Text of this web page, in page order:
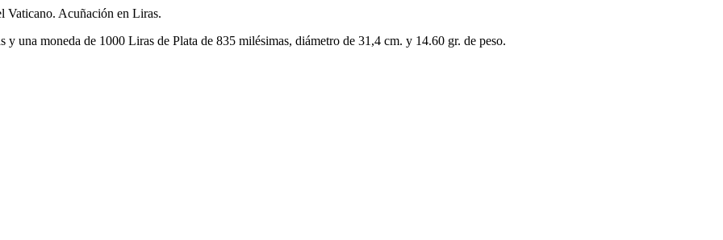
Vaticano. Acuñación en Liras.
una moneda de 1000 Liras de Plata de 835 milésimas, diámetro de 31,4 cm. y 14.60 gr. de peso.